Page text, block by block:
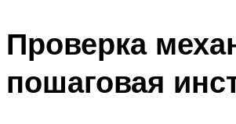
Проверка
пошаговая